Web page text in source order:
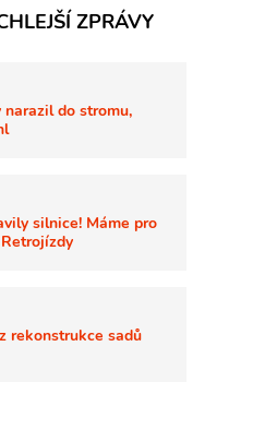
ZPRÁVY
do stromu,
silnice! Máme pro
rekonstrukce sadů